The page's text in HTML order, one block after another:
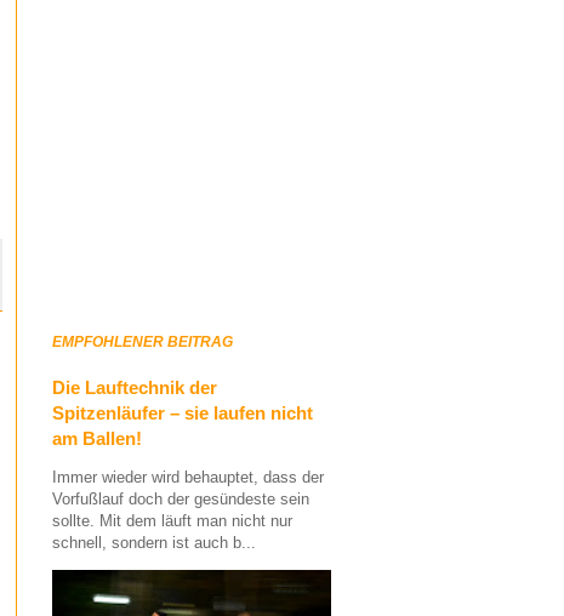
EMPFOHLENER BEITRAG
Die Lauftechnik der
Spitzenläufer – sie laufen nicht
am Ballen!
Immer wieder wird behauptet, dass der
Vorfußlauf doch der gesündeste sein
sollte. Mit dem läuft man nicht nur
schnell, sondern ist auch b...